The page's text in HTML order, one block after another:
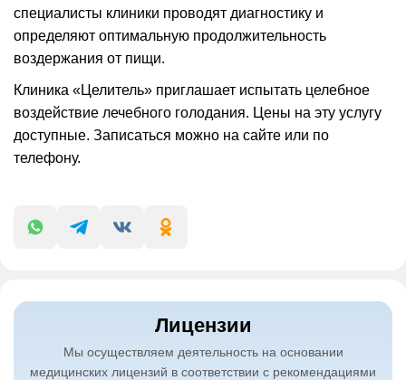
специалисты клиники проводят диагностику и
определяют оптимальную продолжительность
воздержания от пищи.
Клиника «Целитель» приглашает испытать целебное
воздействие лечебного голодания. Цены на эту услугу
доступные. Записаться можно на сайте или по
телефону.
Лицензии
Мы осуществляем деятельность на основании
медицинских лицензий в соответствии с рекомендациями